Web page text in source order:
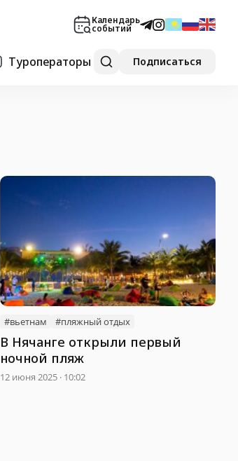
Календарь
событий
Туроператоры Подписаться
#вьетнам #пляжный отдыx
В Нячанге открыли первый
ночной пляж
12 июня 2025 · 10:02